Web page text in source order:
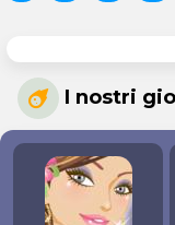
I nostri